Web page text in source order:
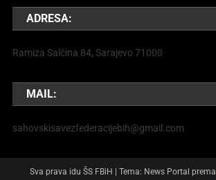
ADRESA:
Ramiza Salčina 84, Sarajevo 71000
MAIL:
sahovskisavezfederacijebih@gmail.com
Sva prava idu ŠS FBiH | Tema: News Portal prema